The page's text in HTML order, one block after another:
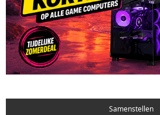
Samenstellen